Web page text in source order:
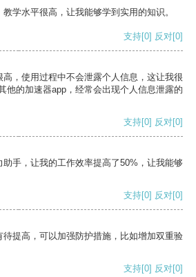
学水平很高，让我能够学到实用的知识。
支持[0] 反对[0]
，使用过程中不会泄露个人信息，这让我很
他的加速器app，经常会出现个人信息泄露的
支持[0] 反对[0]
手，让我的工作效率提高了50%，让我能够
支持[0] 反对[0]
提高，可以加强防护措施，比如增加双重验
支持[0] 反对[0]